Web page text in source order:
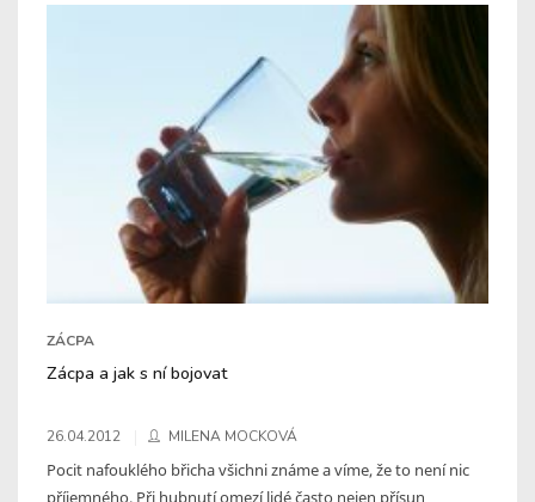
ZÁCPA
Zácpa a jak s ní bojovat
26.04.2012 MILENA MOCKOVÁ
Pocit nafouklého břicha všichni známe a víme, že to není nic
příjemného. Při hubnutí omezí lidé často nejen přísun